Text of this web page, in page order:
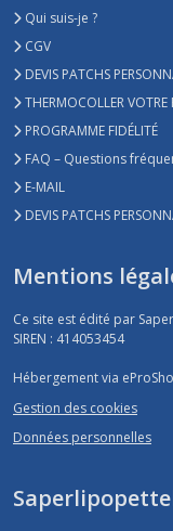
Qui suis-je ?
CGV
DEVIS PATCHS
THERMOCOLLER VOTRE
PROGRAMME FIDÉLITÉ
FAQ – Questions
E-MAIL
DEVIS PATCHS
Mentions
Ce site est édité par
SIREN : 414053454
Hébergement via
Gestion des cookies
Données personnelles